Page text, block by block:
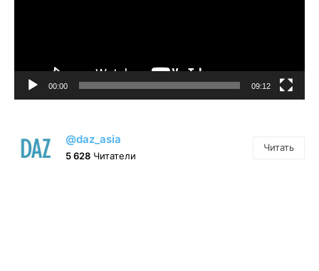
00:00 09:12
@daz_asia
5 628 Читатели
Читать